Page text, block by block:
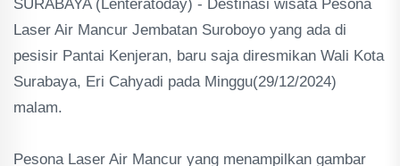
SURABAYA (Lenteratoday) - Destinasi wisata Pesona
Laser Air Mancur Jembatan Suroboyo yang ada di
pesisir Pantai Kenjeran, baru saja diresmikan Wali Kota
Surabaya, Eri Cahyadi pada Minggu(29/12/2024)
malam.
Pesona Laser Air Mancur yang menampilkan gambar